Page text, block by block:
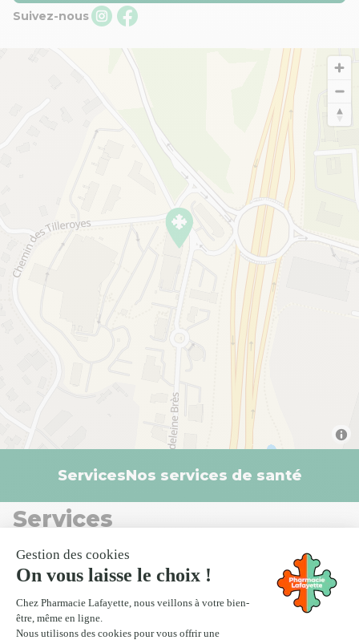
Suivez-nous
ServicesNos services de santé
Services
Scan ordonnance
Nos services de santé